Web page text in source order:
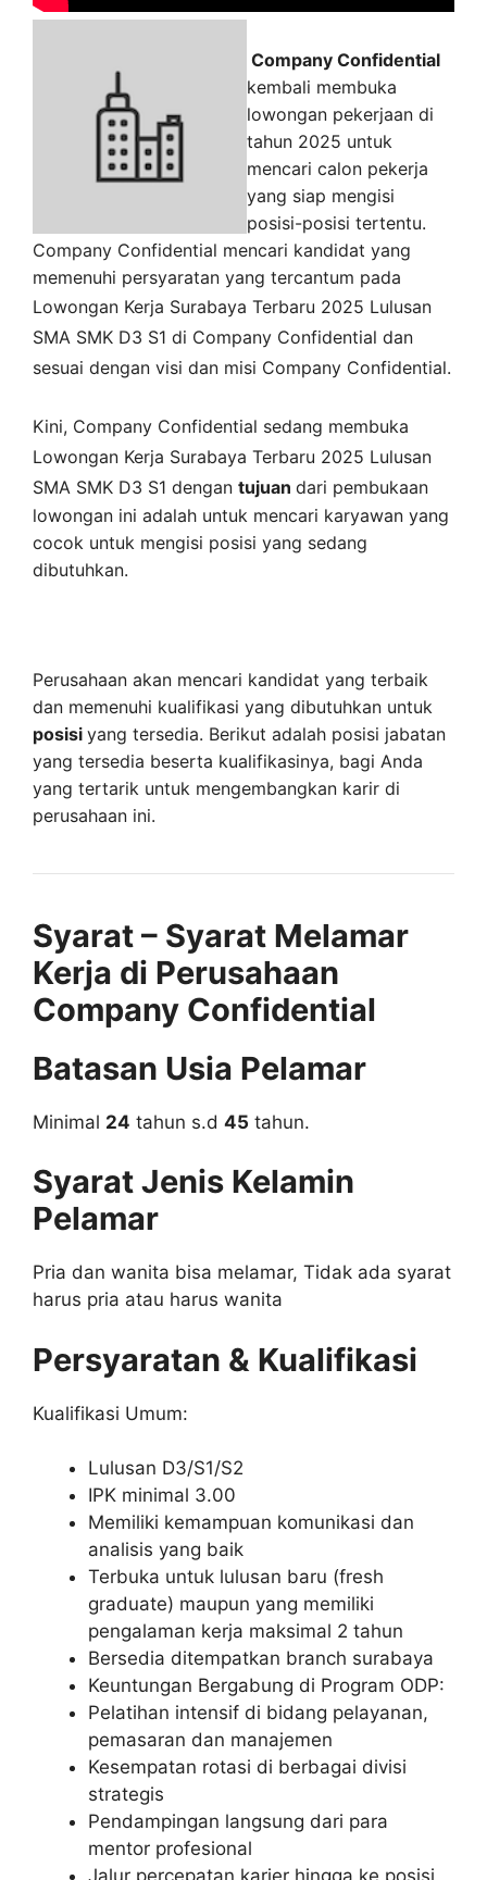
Company Confidential
kembali membuka
lowongan pekerjaan di
tahun 2025 untuk
mencari calon pekerja
yang siap mengisi
posisi-posisi tertentu.
Company Confidential mencari kandidat yang
memenuhi persyaratan yang tercantum pada
Lowongan Kerja Surabaya Terbaru 2025 Lulusan
SMA SMK D3 S1 di Company Confidential dan
sesuai dengan visi dan misi Company Confidential.
Kini, Company Confidential sedang membuka
Lowongan Kerja Surabaya Terbaru 2025 Lulusan
SMA SMK D3 S1 dengan tujuan dari pembukaan
lowongan ini adalah untuk mencari karyawan yang
cocok untuk mengisi posisi yang sedang
dibutuhkan.
Perusahaan akan mencari kandidat yang terbaik
dan memenuhi kualifikasi yang dibutuhkan untuk
posisi yang tersedia. Berikut adalah posisi jabatan
yang tersedia beserta kualifikasinya, bagi Anda
yang tertarik untuk mengembangkan karir di
perusahaan ini.
Syarat – Syarat Melamar
Kerja di Perusahaan
Company Confidential
Batasan Usia Pelamar
Minimal 24 tahun s.d 45 tahun.
Syarat Jenis Kelamin
Pelamar
Pria dan wanita bisa melamar, Tidak ada syarat
harus pria atau harus wanita
Persyaratan & Kualifikasi
Kualifikasi Umum:
Lulusan D3/S1/S2
IPK minimal 3.00
Memiliki kemampuan komunikasi dan
analisis yang baik
Terbuka untuk lulusan baru (fresh
graduate) maupun yang memiliki
pengalaman kerja maksimal 2 tahun
Bersedia ditempatkan branch surabaya
Keuntungan Bergabung di Program ODP:
Pelatihan intensif di bidang pelayanan,
pemasaran dan manajemen
Kesempatan rotasi di berbagai divisi
strategis
Pendampingan langsung dari para
mentor profesional
Jalur percepatan karier hingga ke posisi